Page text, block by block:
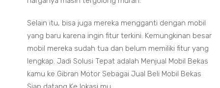
Selain itu, bisa juga mereka mengganti dengan mobil
yang baru karena ingin fitur terkini. Kemungkinan besar
mobil mereka sudah tua dan belum memiliki fitur yang
lengkap. Jadi Solusi Tepat adalah Menjual Mobil Bekas
kamu ke Gibran Motor Sebagai Jual Beli Mobil Bekas